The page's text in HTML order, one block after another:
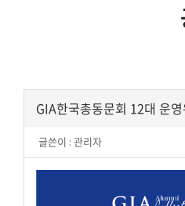
GIA한국총동문회 12대 운
글쓴이 : 관리자